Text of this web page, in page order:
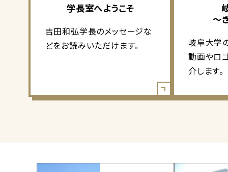
学長室へようこそ
吉田和弘学長のメッセージな
どをお読みいただけます。
～
岐阜大学
動画やロ
介します。